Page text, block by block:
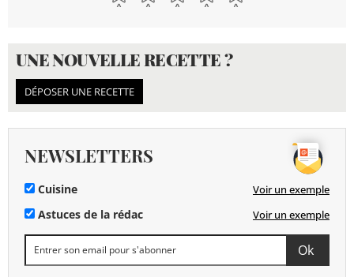
UNE NOUVELLE RECETTE ?
DÉPOSER UNE RECETTE
NEWSLETTERS
Cuisine Voir un exemple
Astuces de la rédac Voir un exemple